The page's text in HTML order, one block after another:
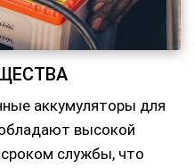
аккумуляторы для
высокой
службы, что